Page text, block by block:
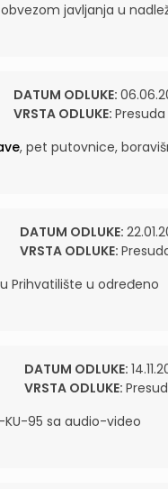
javljanja u
DATUM ODLUKE:
VRSTA ODLUKE: Presuda
, pet putovnice,
DATUM ODLUKE:
VRSTA ODLUKE:
Prihvatilište u određeno
DATUM ODLUKE:
VRSTA ODLUKE:
KU-95 sa audio-video